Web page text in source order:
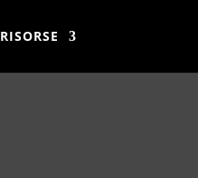
RISORSE